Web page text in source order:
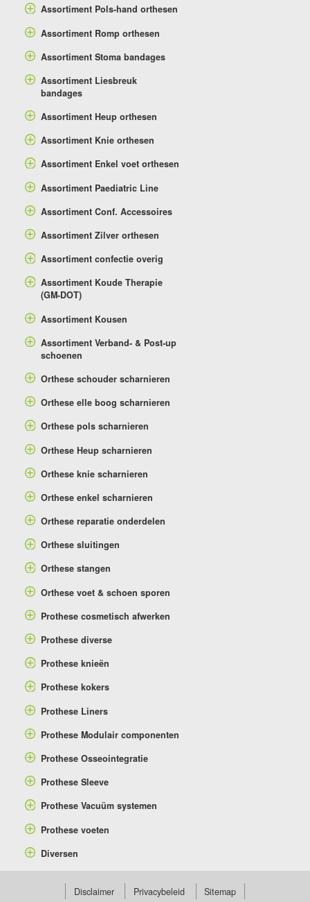
Assortiment Pols-hand orthesen
Assortiment Romp orthesen
Assortiment Stoma bandages
Assortiment Liesbreuk
bandages
Assortiment Heup orthesen
Assortiment Knie orthesen
Assortiment Enkel voet orthesen
Assortiment Paediatric Line
Assortiment Conf. Accessoires
Assortiment Zilver orthesen
Assortiment confectie overig
Assortiment Koude Therapie
(GM-DOT)
Assortiment Kousen
Assortiment Verband- & Post-up
schoenen
Orthese schouder scharnieren
Orthese elle boog scharnieren
Orthese pols scharnieren
Orthese Heup scharnieren
Orthese knie scharnieren
Orthese enkel scharnieren
Orthese reparatie onderdelen
Orthese sluitingen
Orthese stangen
Orthese voet & schoen sporen
Prothese cosmetisch afwerken
Prothese diverse
Prothese knieën
Prothese kokers
Prothese Liners
Prothese Modulair componenten
Prothese Osseointegratie
Prothese Sleeve
Prothese Vacuüm systemen
Prothese voeten
Diversen
Disclaimer Privacybeleid Sitemap